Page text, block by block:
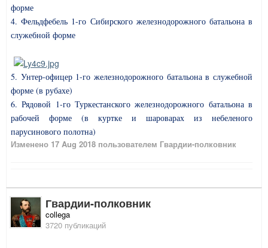
форме
4. Фельдфебель 1-го Сибирского железнодорожного батальона в
служебной форме
5. Унтер-офицер 1-го железнодорожного батальона в служебной
форме (в рубахе)
6. Рядовой 1-го Туркестанского железнодорожного батальона в
рабочей форме (в куртке и шароварах из небеленого
парусинового полотна)
Изменено 17 Aug 2018 пользователем Гвардии-полковник
Гвардии-полковник
collega
3720 публикаций